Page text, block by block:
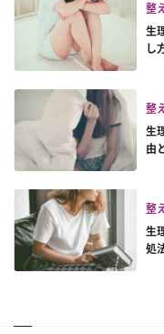
整
生
し
整
生
由
整
生
処